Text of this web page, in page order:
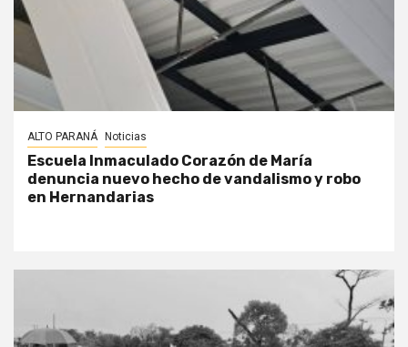
ALTO PARANÁ Noticias
Escuela Inmaculado Corazón de María
denuncia nuevo hecho de vandalismo y robo
en Hernandarias